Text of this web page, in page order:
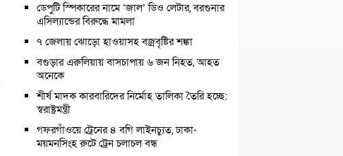
ডেপুটি স্পিকারের নামে ‘জাল’ ডিও লেটার, বরগুনার
এসিল্যান্ডের বিরুদ্ধে মামলা
৭ জেলায় ঝোড়ো হাওয়াসহ বজ্রবৃষ্টির শঙ্কা
বগুড়ার এরুলিয়ায় বাসচাপায় ৬ জন নিহত, আহত
অনেকে
শীর্ষ মাদক কারবারিদের নির্মোহ তালিকা তৈরি হচ্ছে:
স্বরাষ্ট্রমন্ত্রী
গফরগাঁওয়ে ট্রেনের ৪ বগি লাইনচ্যুত, ঢাকা-
ময়মনসিংহ রুটে ট্রেন চলাচল বন্ধ